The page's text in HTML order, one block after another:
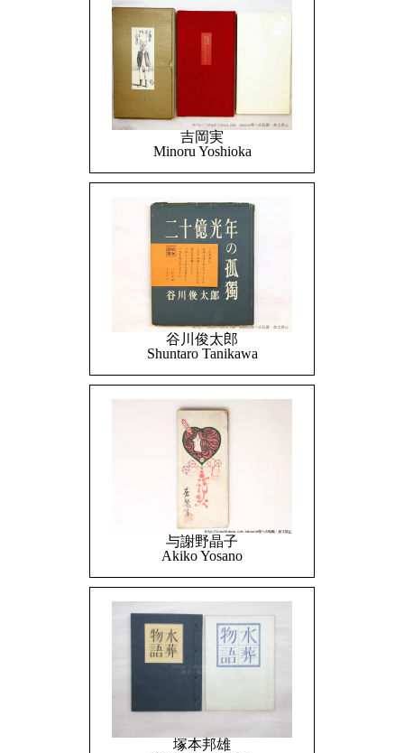
吉岡実
Minoru Yoshioka
谷川俊太郎
Shuntaro Tanikawa
与謝野晶子
Akiko Yosano
塚本邦雄